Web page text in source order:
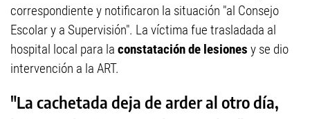
correspondiente y notificaron la situación "al Consejo
Escolar y a Supervisión". La víctima fue trasladada al
hospital local para la constatación de lesiones y se dio
intervención a la ART.
"La cachetada deja de arder al otro día,